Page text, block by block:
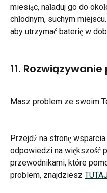
miesiąc, naładuj go do
chłodnym, suchym
aby utrzymać baterię w
11.
Masz problem ze swoim
Przejdź na stronę
odpowiedzi na większość
przewodnikami, które
problem, znajdziesz